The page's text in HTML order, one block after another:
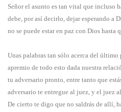
Señor el asunto es tan vital que incluso
debe, por así decirlo, dejar esperando a
no se puede estar en paz con Dios hasta
Unas palabras tan sólo acerca del
apremio de todo esto dada nuestra
tu adversario pronto, entre tanto que
adversario te entregue al juez, y el juez
De cierto te digo que no saldrás de allí,